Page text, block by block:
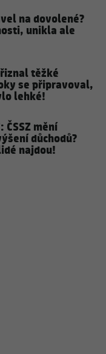
na dovolené?
unikla ale
těžké
se připravoval,
lehké!
ČSSZ mění
důchodů?
najdou!